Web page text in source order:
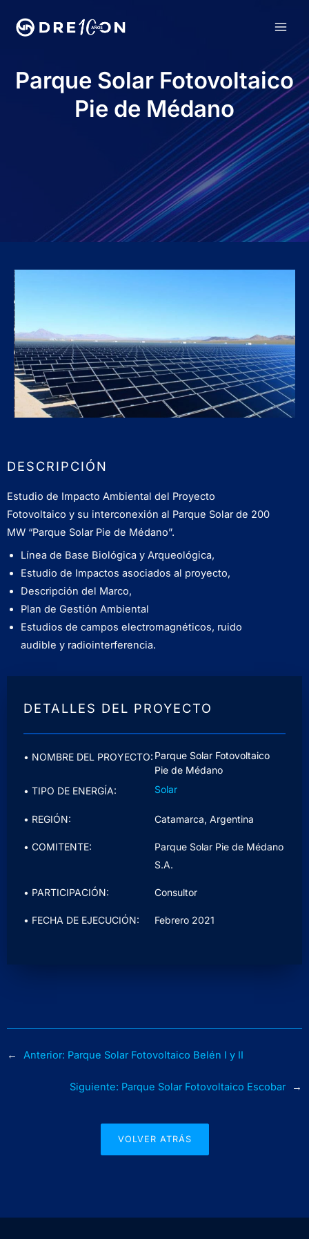
Parque Solar Fotovoltaico
Pie de Médano
DESCRIPCIÓN
Estudio de Impacto Ambiental del Proyecto
Fotovoltaico y su interconexión al Parque Solar de 200
MW “Parque Solar Pie de Médano”.
Línea de Base Biológica y Arqueológica,
Estudio de Impactos asociados al proyecto,
Descripción del Marco,
Plan de Gestión Ambiental
Estudios de campos electromagnéticos, ruido
audible y radiointerferencia.
DETALLES DEL PROYECTO
• NOMBRE DEL PROYECTO: Parque Solar Fotovoltaico
Pie de Médano
• TIPO DE ENERGÍA:
Solar
• REGIÓN: Catamarca, Argentina
• COMITENTE:
Parque Solar Pie de Médano
S.A.
• PARTICIPACIÓN: Consultor
• FECHA DE EJECUCIÓN: Febrero 2021
← Anterior: Parque Solar Fotovoltaico Belén I y II
Siguiente: Parque Solar Fotovoltaico Escobar →
VOLVER ATRÁS